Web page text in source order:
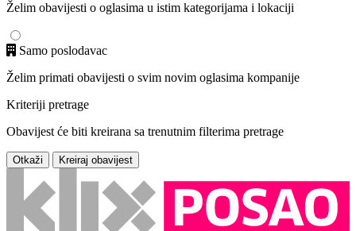
Želim obavijesti o oglasima u istim kategorijama i lokaciji
Samo poslodavac
Želim primati obavijesti o svim novim oglasima kompanije
Kriteriji pretrage
Obavijest će biti kreirana sa trenutnim filterima pretrage
Otkaži Kreiraj obavijest